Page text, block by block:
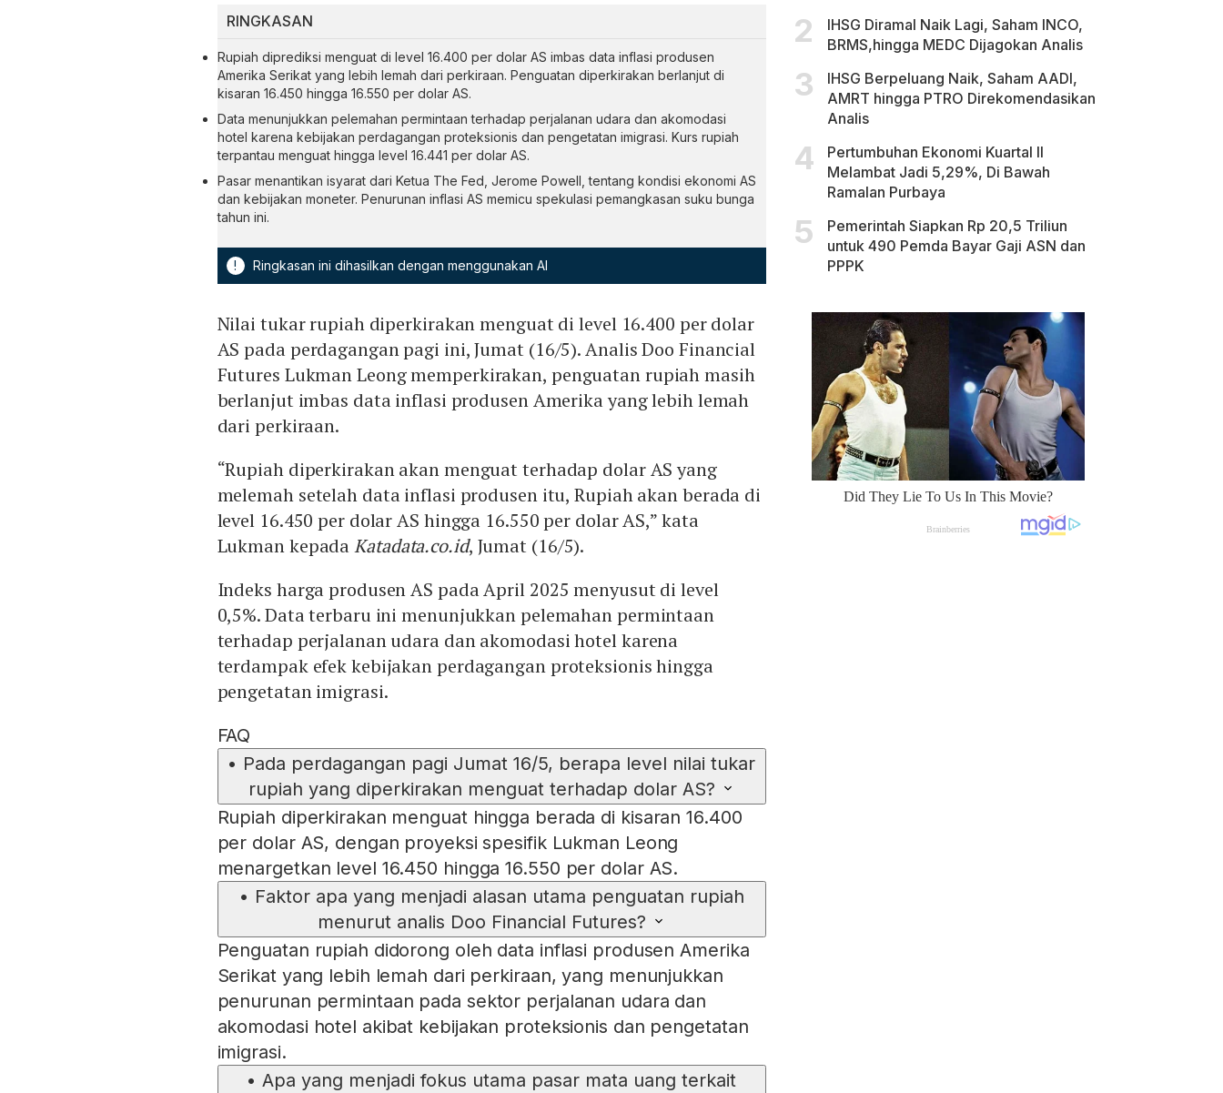
RINGKASAN
Rupiah diprediksi menguat di level 16.400 per dolar AS imbas data inflasi produsen
Amerika Serikat yang lebih lemah dari perkiraan. Penguatan diperkirakan berlanjut di
kisaran 16.450 hingga 16.550 per dolar AS.
Data menunjukkan pelemahan permintaan terhadap perjalanan udara dan akomodasi
hotel karena kebijakan perdagangan proteksionis dan pengetatan imigrasi. Kurs rupiah
terpantau menguat hingga level 16.441 per dolar AS.
Pasar menantikan isyarat dari Ketua The Fed, Jerome Powell, tentang kondisi ekonomi AS
dan kebijakan moneter. Penurunan inflasi AS memicu spekulasi pemangkasan suku bunga
tahun ini.
! Ringkasan ini dihasilkan dengan menggunakan AI
Nilai tukar rupiah diperkirakan menguat di level 16.400 per dolar
AS pada perdagangan pagi ini, Jumat (16/5). Analis Doo Financial
Futures Lukman Leong memperkirakan, penguatan rupiah masih
berlanjut imbas data inflasi produsen Amerika yang lebih lemah
dari perkiraan.
“Rupiah diperkirakan akan menguat terhadap dolar AS yang
melemah setelah data inflasi produsen itu, Rupiah akan berada di
level 16.450 per dolar AS hingga 16.550 per dolar AS,” kata
Lukman kepadaKatadata.co.id, Jumat (16/5).
Indeks harga produsen AS pada April 2025 menyusut di level
0,5%. Data terbaru ini menunjukkan pelemahan permintaan
terhadap perjalanan udara dan akomodasi hotel karena
terdampak efek kebijakan perdagangan proteksionis hingga
pengetatan imigrasi.
FAQ
• Pada perdagangan pagi Jumat 16/5, berapa level nilai tukar
rupiah yang diperkirakan menguat terhadap dolar AS?
Rupiah diperkirakan menguat hingga berada di kisaran 16.400
per dolar AS, dengan proyeksi spesifik Lukman Leong
menargetkan level 16.450 hingga 16.550 per dolar AS.
• Faktor apa yang menjadi alasan utama penguatan rupiah
menurut analis Doo Financial Futures?
Penguatan rupiah didorong oleh data inflasi produsen Amerika
Serikat yang lebih lemah dari perkiraan, yang menunjukkan
penurunan permintaan pada sektor perjalanan udara dan
akomodasi hotel akibat kebijakan proteksionis dan pengetatan
imigrasi.
• Apa yang menjadi fokus utama pasar mata uang terkait
IHSG Diramal Naik Lagi, Saham INCO,
BRMS,hingga MEDC Dijagokan Analis
IHSG Berpeluang Naik, Saham AADI,
AMRT hingga PTRO Direkomendasikan
Analis
Pertumbuhan Ekonomi Kuartal II
Melambat Jadi 5,29%, Di Bawah
Ramalan Purbaya
Pemerintah Siapkan Rp 20,5 Triliun
untuk 490 Pemda Bayar Gaji ASN dan
PPPK